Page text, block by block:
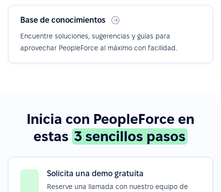
Base de conocimientos
Encuentre soluciones, sugerencias y guías para
aprovechar PeopleForce al máximo con facilidad.
Inicia con PeopleForce en
estas 3 sencillos pasos
Solicita una demo gratuita
Reserve una llamada con nuestro equipo de